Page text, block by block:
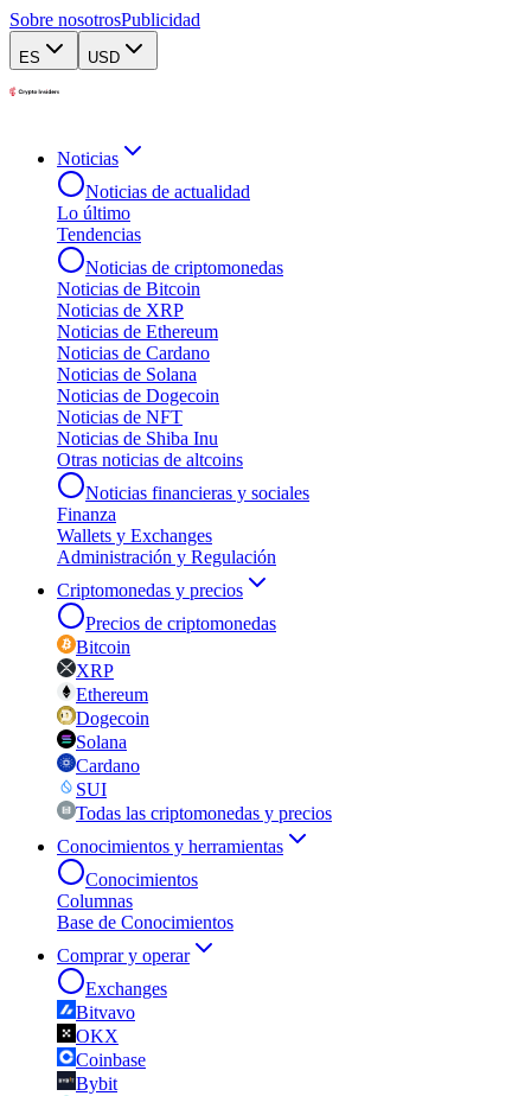
Sobre nosotrosPublicidad
ES USD
Noticias
Noticias de actualidad
Lo último
Tendencias
Noticias de criptomonedas
Noticias de Bitcoin
Noticias de XRP
Noticias de Ethereum
Noticias de Cardano
Noticias de Solana
Noticias de Dogecoin
Noticias de NFT
Noticias de Shiba Inu
Otras noticias de altcoins
Noticias financieras y sociales
Finanza
Wallets y Exchanges
Administración y Regulación
Criptomonedas y precios
Precios de criptomonedas
Bitcoin
XRP
Ethereum
Dogecoin
Solana
Cardano
SUI
Todas las criptomonedas y precios
Conocimientos y herramientas
Conocimientos
Columnas
Base de Conocimientos
Comprar y operar
Exchanges
Bitvavo
OKX
Coinbase
Bybit